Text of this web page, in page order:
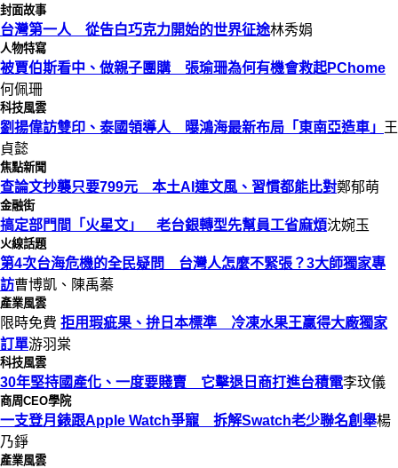
封面故事
台灣第一人 從告白巧克力開始的世界征途林秀娟
人物特寫
被賈伯斯看中、做親子團購 張瑜珊為何有機會救起PChome
何佩珊
科技風雲
劉揚偉訪雙印、泰國領導人 曝鴻海最新布局「東南亞造車」
王
貞懿
焦點新聞
查論文抄襲只要799元 本土AI連文風、習慣都能比對鄭郁萌
金融街
搞定部門間「火星文」 老台銀轉型先幫員工省麻煩沈婉玉
火線話題
第4次台海危機的全民疑問 台灣人怎麼不緊張？3大師獨家專
訪曹博凱、陳禹蓁
產業風雲
限時免費 拒用瑕疵果、拚日本標準 冷凍水果王贏得大廠獨家
訂單游羽棠
科技風雲
30年堅持國產化、一度要賤賣 它擊退日商打進台積電李玟儀
商周CEO學院
一支登月錶跟Apple Watch爭寵 拆解Swatch老少聯名創舉楊
乃錚
產業風雲